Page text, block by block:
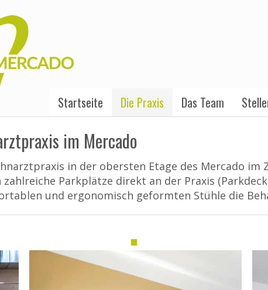
Startseite Die Praxis Das Team
im Mercado
in der obersten Etage des Mercado im
Parkplätze direkt an der Praxis
und ergonomisch geformten Stühle die